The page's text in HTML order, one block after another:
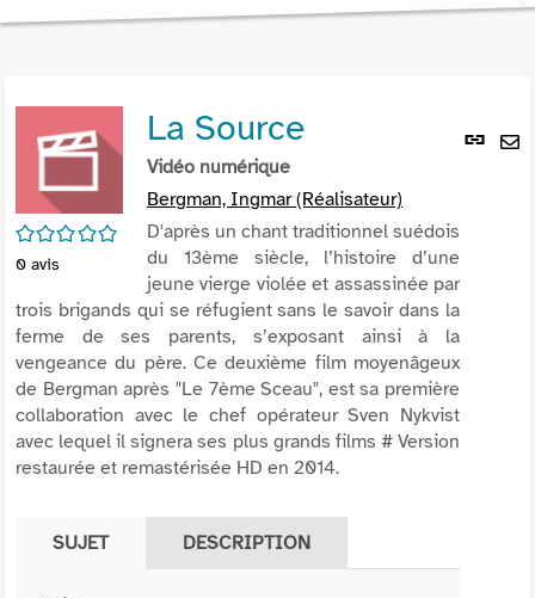
Lien
/5
0 avis
La Source
Vidéo numérique
Bergman, Ingmar (Réalisateur)
D'après un chant traditionnel suédois
du 13ème siècle, l’histoire d’une
jeune vierge violée et assassinée par
trois brigands qui se réfugient sans le savoir dans la
ferme de ses parents, s’exposant ainsi à la
vengeance du père. Ce deuxième film moyenâgeux
de Bergman après "Le 7ème Sceau", est sa première
collaboration avec le chef opérateur Sven Nykvist
avec lequel il signera ses plus grands films # Version
restaurée et remastérisée HD en 2014.
SUJET DESCRIPTION